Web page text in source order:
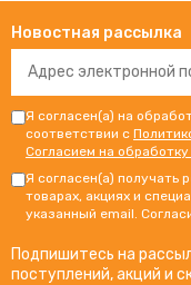
Новостная рассылка
Я согласен(а) на
соответствии с
Согласием на
Я согласен(а) получать
товарах, акциях и
указанный email.
Подпишитесь на
поступлений, акций и